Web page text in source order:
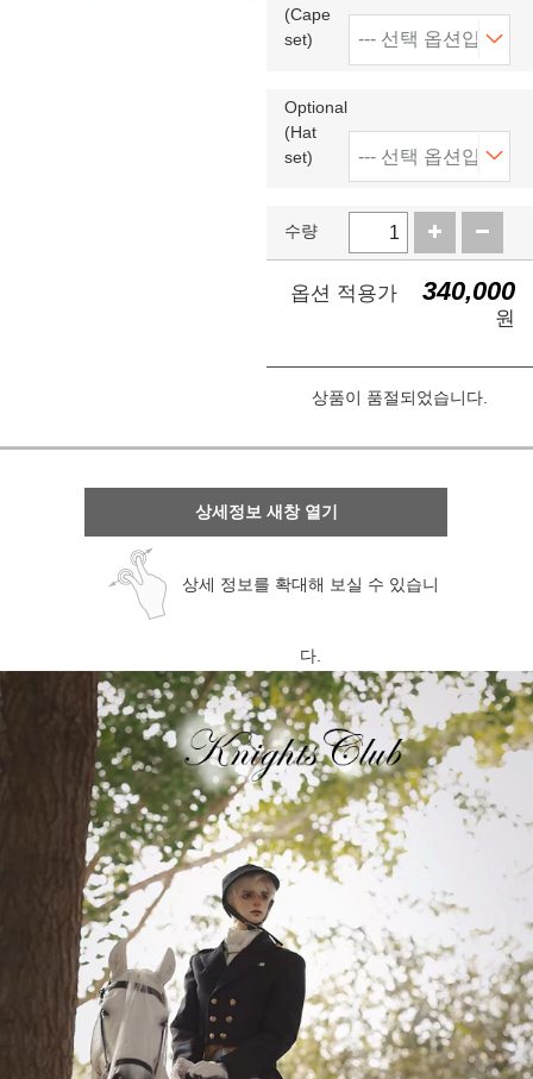
(Cape
set)
Optional
(Hat
set)
수량
옵션 적용가 340,000
원
상품이 품절되었습니다.
상세정보 새창 열기
상세 정보를 확대해 보실 수 있습니
다.